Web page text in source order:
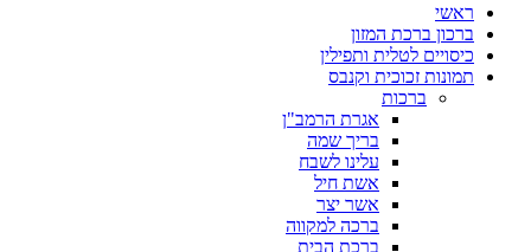
ראשי
ברכון ברכת המזון
כיסויים לטלית ותפילין
תמונות זכוכית וקנבס
ברכות
אגרת הרמב"ן
בריך שמה
עלינו לשבח
אשת חיל
אשר יצר
ברכה למקווה
ברכת הבית